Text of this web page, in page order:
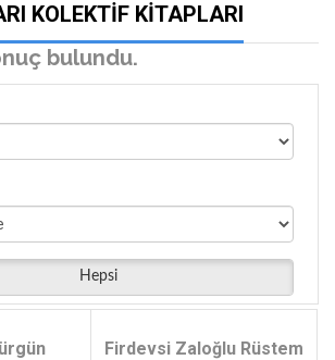
KOLEKTIF KITAPLARI
bulundu.
Hepsi
Firdevsi Zaloğlu Rüstem